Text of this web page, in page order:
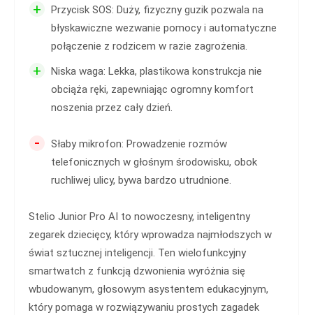
+
Przycisk SOS: Duży, fizyczny guzik pozwala na
błyskawiczne wezwanie pomocy i automatyczne
połączenie z rodzicem w razie zagrożenia.
+
Niska waga: Lekka, plastikowa konstrukcja nie
obciąża ręki, zapewniając ogromny komfort
noszenia przez cały dzień.
-
Słaby mikrofon: Prowadzenie rozmów
telefonicznych w głośnym środowisku, obok
ruchliwej ulicy, bywa bardzo utrudnione.
Stelio Junior Pro AI to nowoczesny, inteligentny
zegarek dziecięcy, który wprowadza najmłodszych w
świat sztucznej inteligencji. Ten wielofunkcyjny
smartwatch z funkcją dzwonienia wyróżnia się
wbudowanym, głosowym asystentem edukacyjnym,
który pomaga w rozwiązywaniu prostych zagadek